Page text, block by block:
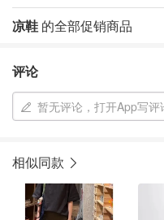
凉鞋 的全部促销商品
评论
暂无评论，打开App写评
相似同款